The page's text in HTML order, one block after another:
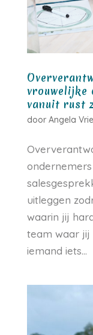
vrouwelijke
vanuit rust
door Angela
uitleggen
waarin jij
team waar jij
iemand iets...